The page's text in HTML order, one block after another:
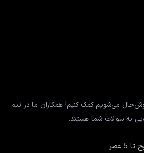
می‌شویم کمک کنیم! همکاران ما در تیم
به سوالات شما هستند.